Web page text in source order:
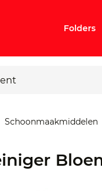
Pincode
Folders
Schoonmaakmiddelen